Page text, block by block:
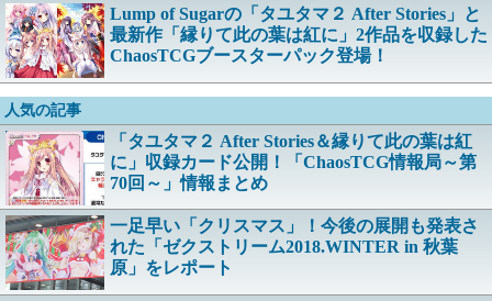
Lump of Sugarの「タユタマ２ After Stories」と
最新作「縁りて此の葉は紅に」2作品を収録した
ChaosTCGブースターパック登場！
人気の記事
「タユタマ２ After Stories＆縁りて此の葉は紅
に」収録カード公開！「ChaosTCG情報局～第
70回～」情報まとめ
一足早い「クリスマス」！今後の展開も発表さ
れた「ゼクストリーム2018.WINTER in 秋葉
原」をレポート